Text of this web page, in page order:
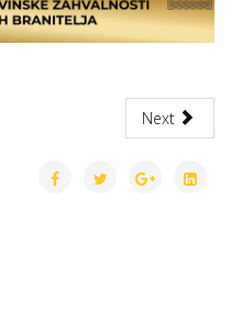
Next